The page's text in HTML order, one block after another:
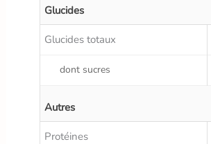
Glucides
Glucides totaux
dont sucres
Autres
Protéines